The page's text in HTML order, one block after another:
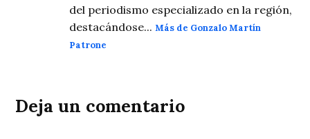
del periodismo especializado en la región,
destacándose...Más de Gonzalo Martín
Patrone
Deja un comentario